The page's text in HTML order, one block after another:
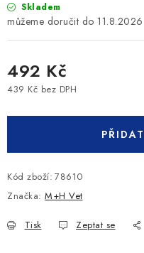
Skladem
11.8.2026
492 Kč
439 Kč bez DPH
Kód zboží: 78610
Značka: M+H Vet
Tisk Zeptat se